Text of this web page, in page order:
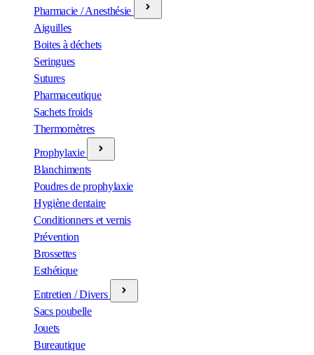
Pharmacie / Anesthésie
Aiguilles
Boites à déchets
Seringues
Sutures
Pharmaceutique
Sachets froids
Thermomètres
Prophylaxie
Blanchiments
Poudres de prophylaxie
Hygiène dentaire
Conditionners et vernis
Prévention
Brossettes
Esthétique
Entretien / Divers
Sacs poubelle
Jouets
Bureautique